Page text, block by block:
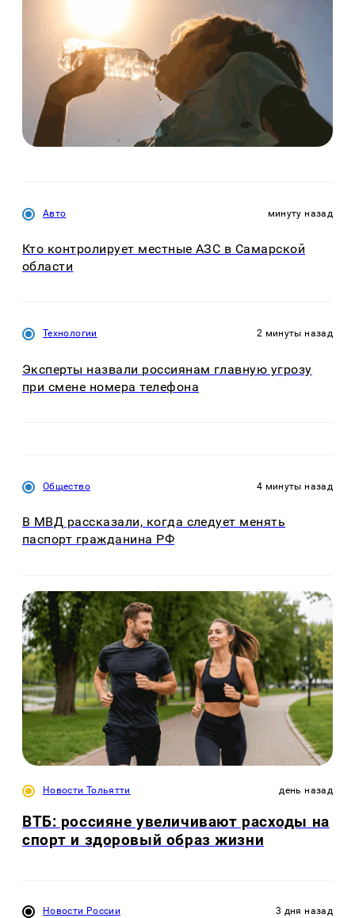
Авто минуту назад
Кто контролирует местные АЗС в Самарской
области
Технологии 2 минуты назад
Эксперты назвали россиянам главную угрозу
при смене номера телефона
Общество 4 минуты назад
В МВД рассказали, когда следует менять
паспорт гражданина РФ
Новости Тольятти день назад
ВТБ: россияне увеличивают расходы на
спорт и здоровый образ жизни
Новости России 3 дня назад